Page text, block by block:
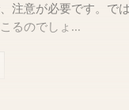
注意が必要です。で
るのでしょ...